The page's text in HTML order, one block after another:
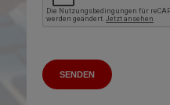
SENDEN